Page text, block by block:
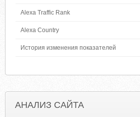
Alexa Traffic Rank
Alexa Country
История изменения показателей
АНАЛИЗ САЙТА